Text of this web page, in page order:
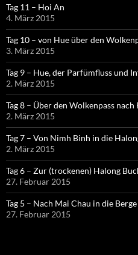
Tag 11 – Hoi An
4. März 2015
Tag 10 – von Hue über den
3. März 2015
Tag 9 – Hue, der Parfümfluss und
2. März 2015
Tag 8 – Über den Wolkenpass nach
2. März 2015
Tag 7 – Von Nimh Binh in die
2. März 2015
Tag 6 – Zur (trockenen) Halong
27. Februar 2015
Tag 5 – Nach Mai Chau in die Berge
27. Februar 2015